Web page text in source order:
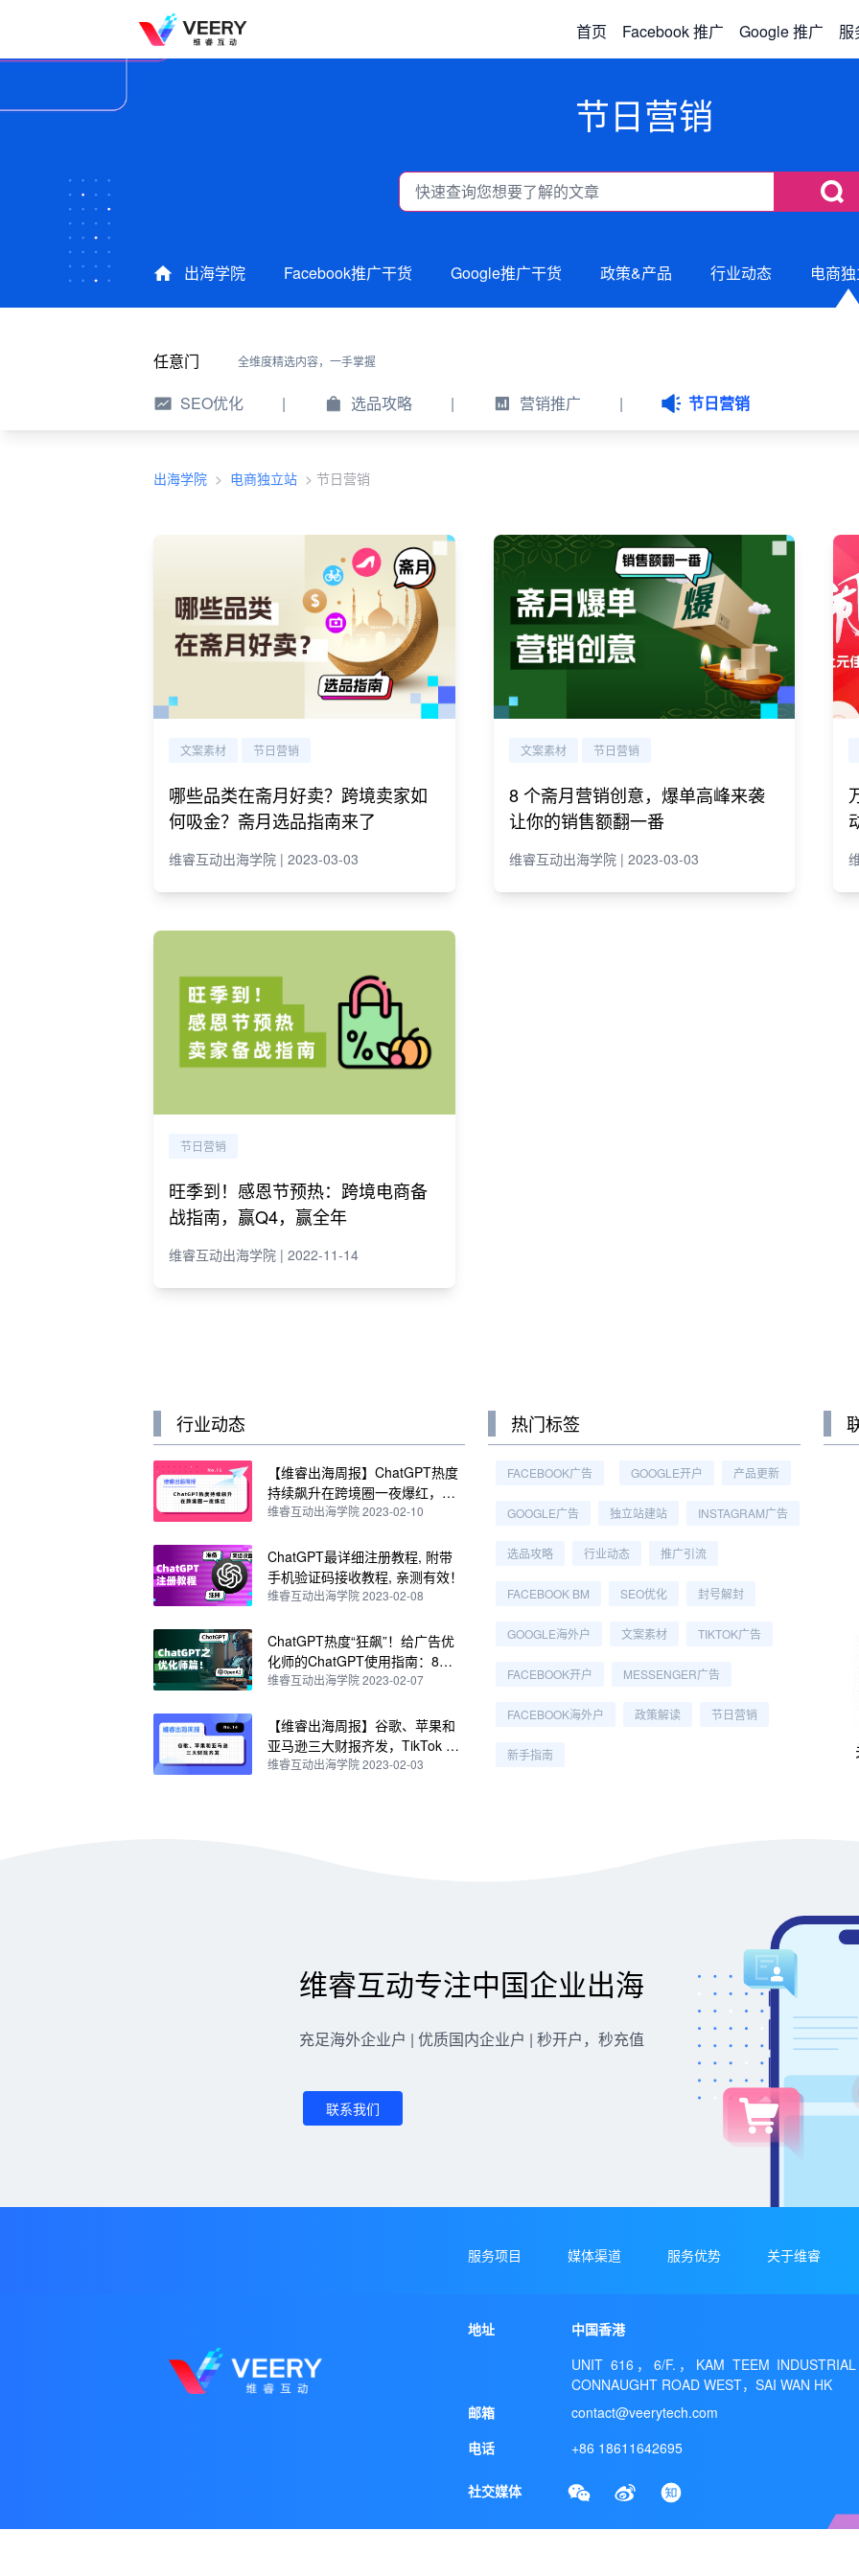
首页 Facebook 推广 Google 推广 服
节日营销
出海学院 Facebook推广干货 Google推广干货 政策&产品 行业动态 电商
任意门 全维度精选内容，一手掌握
SEO优化 | 选品攻略 | 营销推广 | 节日营销
出海学院 > 电商独立站 > 节日营销
文案素材 节日营销
哪些品类在斋月好卖？跨境卖家如
何吸金？斋月选品指南来了
维睿互动出海学院 | 2023-03-03
文案素材 节日营销
8 个斋月营销创意，爆单高峰来袭
让你的销售额翻一番
维睿互动出海学院 | 2023-03-03
节日营销
旺季到！感恩节预热：跨境电商备
战指南，赢Q4，赢全年
维睿互动出海学院 | 2022-11-14
行业动态
【维睿出海周报】ChatGPT热度
持续飙升在跨境圈一夜爆红，亚
马逊将更改商品退货规则｜No.15
维睿互动出海学院 2023-02-10
ChatGPT最详细注册教程, 附带
手机验证码接收教程, 亲测有效！
维睿互动出海学院 2023-02-08
ChatGPT热度“狂飙”！给广告优
化师的ChatGPT使用指南：8个
实用技巧
维睿互动出海学院 2023-02-07
【维睿出海周报】谷歌、苹果和
亚马逊三大财报齐发，TikTok Sh
op马来西亚站佣金将调整为2%｜
维睿互动出海学院 2023-02-03
热门标签
FACEBOOK广告 GOOGLE开户 产品更新
GOOGLE广告 独立站建站 INSTAGRAM广告
选品攻略 行业动态 推广引流
FACEBOOK BM SEO优化 封号解封
GOOGLE海外户 文案素材 TIKTOK广告
FACEBOOK开户 MESSENGER广告
FACEBOOK海外户 政策解读 节日营销
新手指南
维睿互动专注中国企业出海
充足海外企业户 | 优质国内企业户 | 秒开户，秒充值
联系我们
服务项目 媒体渠道 服务优势 关于维睿
地址
中国香港
UNIT 616，6/F.，KAM TEEM
CONNAUGHT ROAD WEST，SAI WAN HK
邮箱
contact@veerytech.com
电话
+86 18611642695
社交媒体